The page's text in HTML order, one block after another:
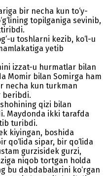
bir necha kun to‘y-
topilganiga sevinib,
u toshlarni kezib, ko‘l-u
yetib
izzat-u hurmatlar bilan
Momir bilan Somirga ham
necha kun turkman
beribdi.
qizi bilan
Maydonda ikki tarafda
turibdi.
kiyingan, boshida
qo‘lida siрar, bir qo‘lida
gurzisidek gurzi,
niqob tortgan holda
bu dabdabalarini ko‘rgan